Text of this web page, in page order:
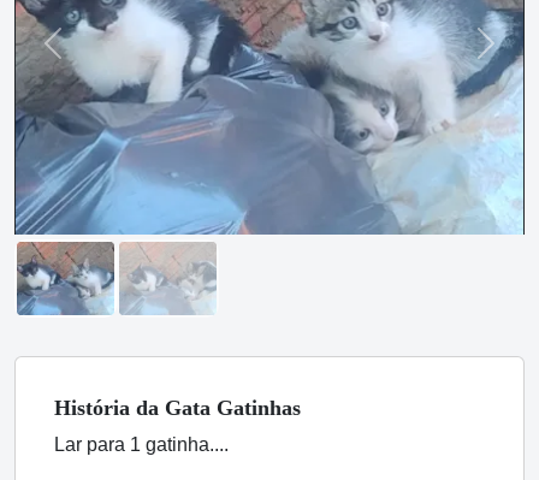
Previous Next
História da Gata Gatinhas
Lar para 1 gatinha....